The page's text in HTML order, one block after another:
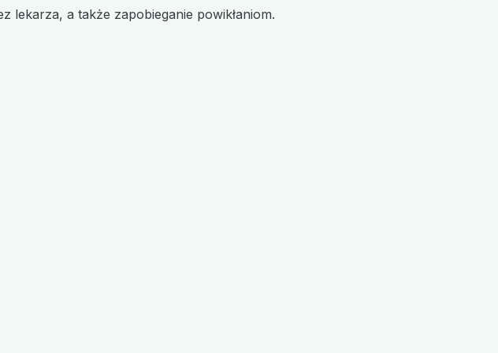
lekarza, a także zapobieganie powikłaniom.